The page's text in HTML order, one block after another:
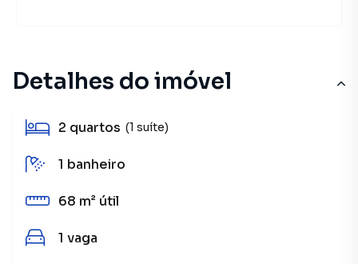
Detalhes do imóvel
2 quartos (1 suíte)
1 banheiro
68 m² útil
1 vaga